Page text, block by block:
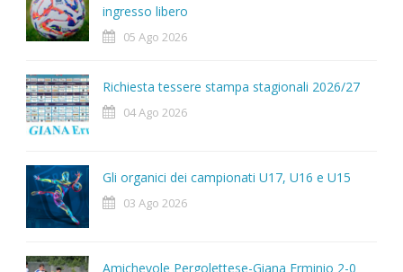
ingresso libero
05 Ago 2026
Richiesta tessere stampa stagionali 2026/27
04 Ago 2026
Gli organici dei campionati U17, U16 e U15
03 Ago 2026
Amichevole Pergolettese-Giana Erminio 2-0